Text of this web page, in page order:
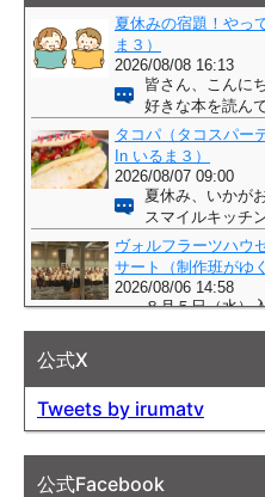
公式X
Tweets by irumatv
公式Facebook